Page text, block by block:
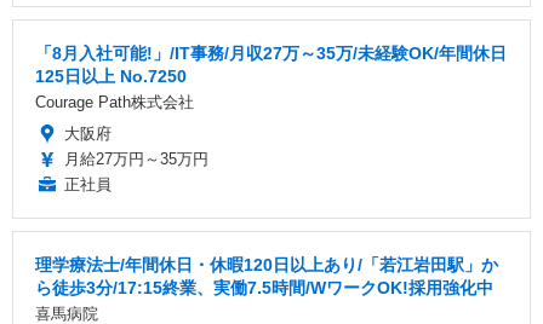
「8月入社可能!」/IT事務/月収27万～35万/未経験OK/年間休日
125日以上 No.7250
Courage Path株式会社
大阪府
月給27万円～35万円
正社員
理学療法士/年間休日・休暇120日以上あり/「若江岩田駅」か
ら徒歩3分/17:15終業、実働7.5時間/WワークOK!採用強化中
喜馬病院